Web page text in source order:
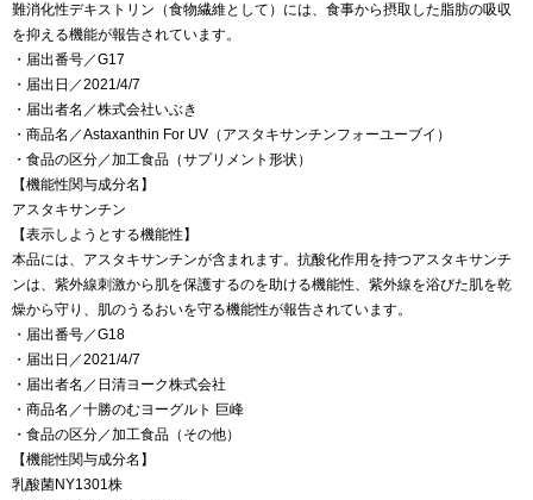
難消化性デキストリン（食物繊維として）には、食事から摂取した脂肪の吸収
を抑える機能が報告されています。
・届出番号／G17
・届出日／2021/4/7
・届出者名／株式会社いぶき
・商品名／Astaxanthin For UV（アスタキサンチンフォーユーブイ）
・食品の区分／加工食品（サプリメント形状）
【機能性関与成分名】
アスタキサンチン
【表示しようとする機能性】
本品には、アスタキサンチンが含まれます。抗酸化作用を持つアスタキサンチ
ンは、紫外線刺激から肌を保護するのを助ける機能性、紫外線を浴びた肌を乾
燥から守り、肌のうるおいを守る機能性が報告されています。
・届出番号／G18
・届出日／2021/4/7
・届出者名／日清ヨーク株式会社
・商品名／十勝のむヨーグルト 巨峰
・食品の区分／加工食品（その他）
【機能性関与成分名】
乳酸菌NY1301株